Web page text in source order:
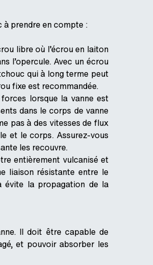
à prendre en compte :
libre où l’écrou en laiton
l’opercule. Avec un écrou
qui à long terme peut
fixe est recommandée.
lorsque la vanne est
dans le corps de vanne
pas à des vitesses de flux
et le corps. Assurez-vous
les recouvre.
entièrement vulcanisé et
liaison résistante entre le
évite la propagation de la
Il doit être capable de
et pouvoir absorber les